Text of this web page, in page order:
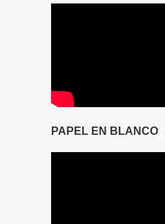
PAPEL EN BLANCO